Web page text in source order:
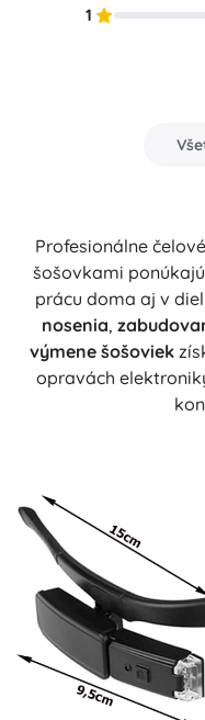
1
Profesionálne
šošovkami
prácu doma aj v
nosenia,
výmene šošoviek
opravách